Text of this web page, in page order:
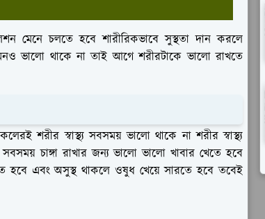
মেনে চলতে হবে শারীরিকভাবে সুস্থতা দান করলে
ভালো থাকে না তাই আগে শরীরটাকে ভালো রাখতে
শরীর স্বাস্থ্য সবসময় ভালো থাকে না শরীর স্বাস্থ্য
চাঙ্গা রাখার জন্য ভালো ভালো খাবার খেতে হবে
হবে এবং অসুস্থ থাকলে ওষুধ খেয়ে সারতে হবে তবেই